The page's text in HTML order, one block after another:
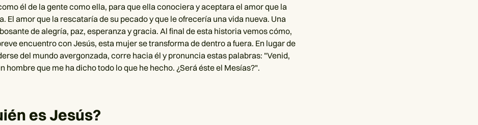
él de la gente como ella, para que ella conociera y aceptara el amor que la
El amor que la rescataría de su pecado y que le ofrecería una vida nueva. Una
de alegría, paz, esperanza y gracia. Al final de esta historia vemos cómo,
encuentro con Jesús, esta mujer se transforma de dentro a fuera. En lugar de
del mundo avergonzada, corre hacia él y pronuncia estas palabras: "Venid,
hombre que me ha dicho todo lo que he hecho. ¿Será éste el Mesías?".
es Jesús?